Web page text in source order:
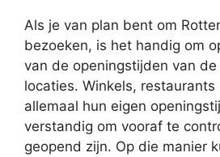
Als je van plan bent om
bezoeken, is het handig om
van de openingstijden van
locaties. Winkels,
allemaal hun eigen
verstandig om vooraf te
geopend zijn. Op die manier